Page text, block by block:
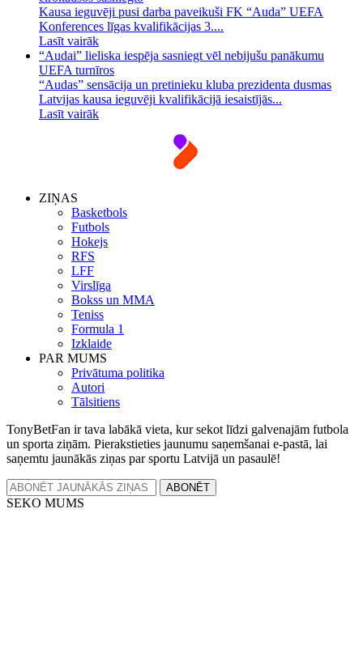
Kausa ieguvēji pusi darba paveikuši FK “Auda” UEFA
Konferences līgas kvalifikācijas 3....
Lasīt vairāk
“Audai” lieliska iespēja sasniegt vēl nebijušu panākumu
UEFA turnīros
“Audas” sensācija un pretinieku kluba prezidenta dusmas
Latvijas kausa ieguvēji kvalifikācijā iesaistījās...
Lasīt vairāk
ZIŅAS
Basketbols
Futbols
Hokejs
RFS
LFF
Virslīga
Bokss un MMA
Teniss
Formula 1
Izklaide
PAR MUMS
Privātuma politika
Autori
Tālsitiens
TonyBetFan ir tava labākā vieta, kur sekot līdzi galvenajām futbola
un sporta ziņām. Pierakstieties jaunumu saņemšanai e-pastā, lai
saņemtu jaunākās ziņas par sportu Latvijā un pasaulē!
ABONĒT
SEKO MUMS